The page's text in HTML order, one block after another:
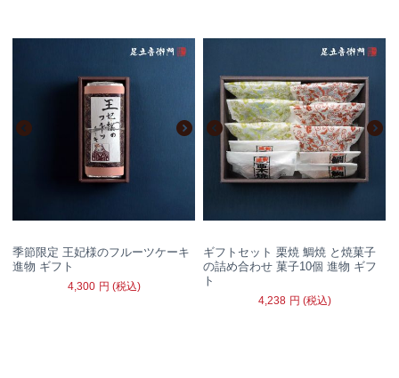
季節限定 王妃様のフルーツケーキ
進物 ギフト
4,300 円 (税込)
ギフトセット 栗焼 鯛焼 と焼菓子
の詰め合わせ 菓子10個 進物 ギフ
ト
4,238 円 (税込)